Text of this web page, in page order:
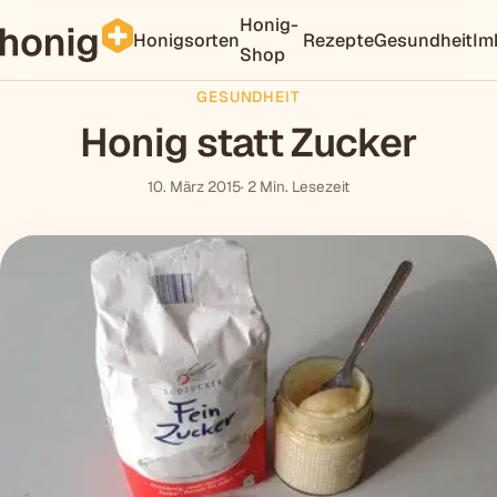
Honigsorten
Honig-
Shop
RezepteGesundheit
GESUNDHEIT
Honig statt Zucker
10. März 2015· 2 Min. Lesezeit